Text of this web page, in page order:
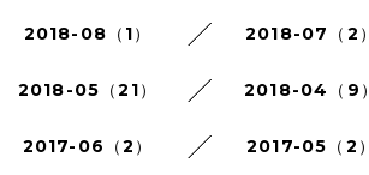
2018-08（1） 2018-07（2）
2018-05（21） 2018-04（9）
2017-06（2） 2017-05（2）